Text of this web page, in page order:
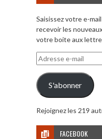
Saisissez votre e-
recevoir les
votre boite aux
Adresse
e-
mail
S'abonner
Rejoignez les 219
FACEBOOK